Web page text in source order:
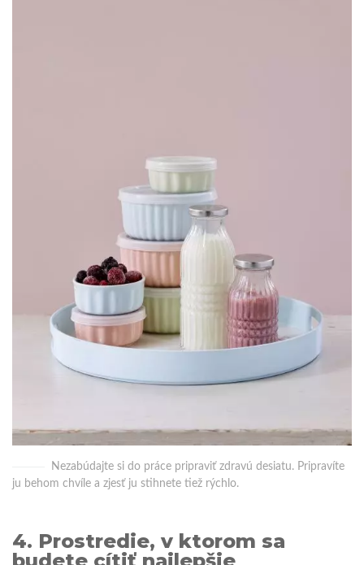
Nezabúdajte si do práce pripraviť zdravú desiatu. Pripravíte
ju behom chvíle a zjesť ju stihnete tiež rýchlo.
4. Prostredie, v ktorom sa